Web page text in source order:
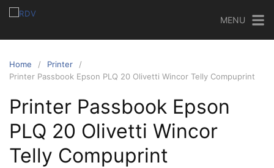
MENU
Home
Printer
Printer Passbook Epson PLQ 20 Olivetti Wincor Telly Compuprint
Printer Passbook Epson
PLQ 20 Olivetti Wincor
Telly Compuprint